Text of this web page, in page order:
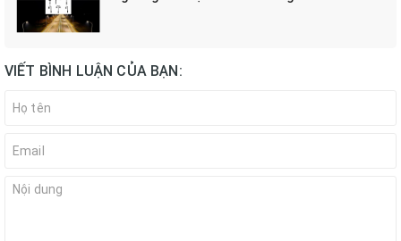
VIẾT BÌNH LUẬN CỦA BẠN: